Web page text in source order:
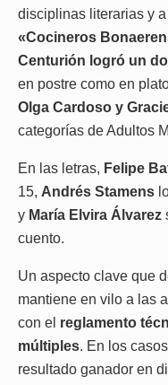
disciplinas literarias y
«Cocineros
Centurión logró un
en postre como en
Olga Cardoso y
categorías de Adultos
En las letras, Felipe
15, Andrés Stamens
y María Elvira Álvarez
cuento.
Un aspecto clave que
mantiene en vilo a las
con el reglamento
múltiples. En los
resultado ganador en